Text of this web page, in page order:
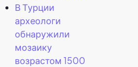
В Турции
археологи
обнаружили
мозаику
возрастом 1500